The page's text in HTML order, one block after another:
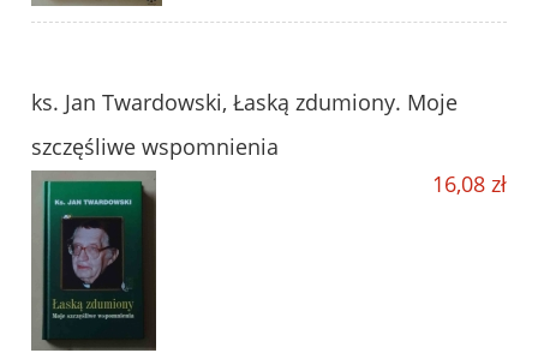
ks. Jan Twardowski, Łaską zdumiony. Moje
szczęśliwe wspomnienia
16,08 zł